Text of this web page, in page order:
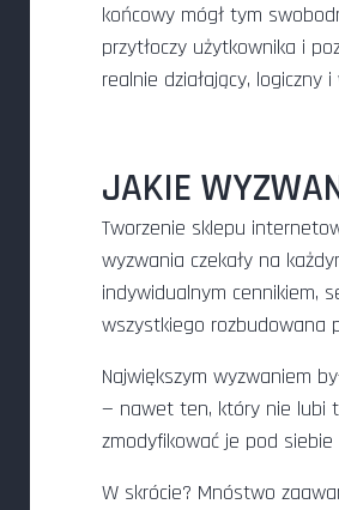
końcowy mógł tym
przytłoczy użytkownika i
realnie działający,
JAKIE
Tworzenie sklepu
wyzwania czekały na
indywidualnym cennikiem,
wszystkiego rozbudowana
Największym wyzwaniem
— nawet ten, który nie lubi
zmodyfikować je pod
W skrócie? Mnóstwo